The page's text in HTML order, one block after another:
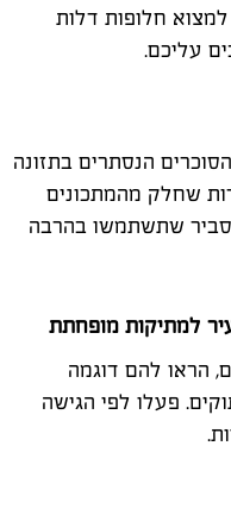
למצוא חלופות דלות
עליכם.
הנסתרים בתזונה
שחלק מהמתכונים
סביר שתשתמשו בהרבה
למתיקות מופחתת
הראו להם דוגמה
פעלו לפי הגישה